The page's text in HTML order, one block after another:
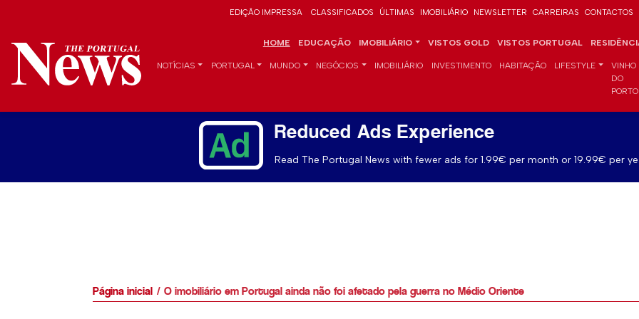
EDIÇÃO IMPRESSA CLASSIFICADOS ÚLTIMAS IMOBILIÁRIO NEWSLETTER CARREIRAS CONTACTOS
HOME EDUCAÇÃO IMOBILIÁRIO VISTOS GOLD VISTOS PORTUGAL
NOTÍCIAS PORTUGAL MUNDO NEGÓCIOS IMOBILIÁRIO INVESTIMENTO HABITAÇÃO LIFESTYLE
VINHO
DO
PORTO
Reduced Ads Experience
Read The Portugal News with fewer ads for 1.99€ per month or 19.99€ per
Página inicial O imobiliário em Portugal ainda não foi afetado pela guerra no Médio Oriente